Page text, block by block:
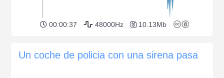
00:00:37 48000Hz 10.13Mb
Un coche de policia con una sirena pasa